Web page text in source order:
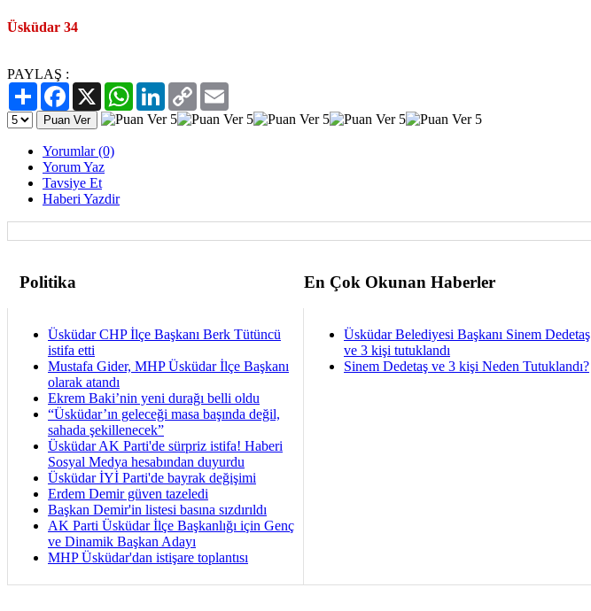
Üsküdar 34
PAYLAŞ :
PaylaşFacebook
X WhatsAppLinkedIn
Copy
Link
Yorumlar (0)
Yorum Yaz
Tavsiye Et
Haberi Yazdir
Politika En Çok Okunan Haberler
Üsküdar CHP İlçe Başkanı Berk Tütüncü
istifa etti
Mustafa Gider, MHP Üsküdar İlçe Başkanı
olarak atandı
Ekrem Baki’nin yeni durağı belli oldu
“Üsküdar’ın geleceği masa başında değil,
sahada şekillenecek”
Üsküdar AK Parti'de sürpriz istifa! Haberi
Sosyal Medya hesabından duyurdu
Üsküdar İYİ Parti'de bayrak değişimi
Erdem Demir güven tazeledi
Başkan Demir'in listesi basına sızdırıldı
AK Parti Üsküdar İlçe Başkanlığı için Genç
ve Dinamik Başkan Adayı
MHP Üsküdar'dan istişare toplantısı
Üsküdar Belediyesi Başkanı Sinem Dedetaş
ve 3 kişi tutuklandı
Sinem Dedetaş ve 3 kişi Neden Tutuklandı?